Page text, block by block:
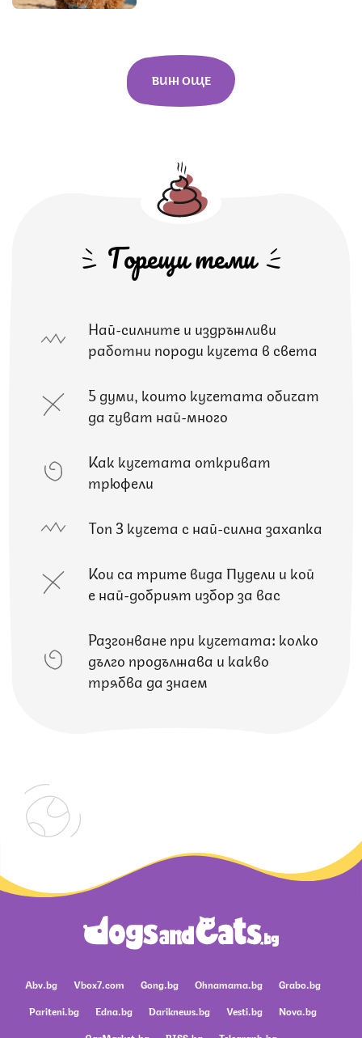
ВИЖ ОЩЕ
Горещи теми
Най-силните и издръжливи
работни породи кучета в света
5 думи, които кучетата обичат
да чуват най-много
Как кучетата откриват
трюфели
Топ 3 кучета с най-силна захапка
Кои са трите вида Пудели и кой
е най-добрият избор за вас
Разгонване при кучетата: колко
дълго продължава и какво
трябва да знаем
Abv.bg Vbox7.com Gong.bg Ohnamama.bg
Grabo.bg
Pariteni.bg
Edna.bg Dariknews.bg Vesti.bg
Nova.bg